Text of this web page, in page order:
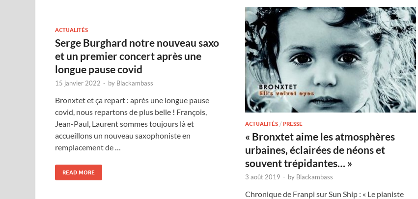
ACTUALITÉS
Serge Burghard notre nouveau saxo
et un premier concert après une
longue pause covid
15 janvier 2022 - by Blackambass
Bronxtet et ça repart : après une longue pause
covid, nous repartons de plus belle ! François,
Jean-Paul, Laurent sommes toujours là et
accueillons un nouveau saxophoniste en
remplacement de …
READ MORE
ACTUALITÉS / PRESSE
« Bronxtet aime les atmosphères
urbaines, éclairées de néons et
souvent trépidantes… »
3 août 2019 - by Blackambass
Chronique de Franpi sur Sun Ship : « Le pianiste